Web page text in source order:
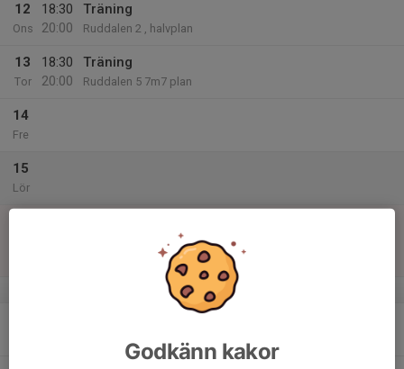
12
Ons
18:30
20:00
Träning
Ruddalen 2 , halvplan
13
Tor
18:30
20:00
Träning
Ruddalen 5 7m7 plan
14
Fre
15
Lör
Flickor 2012-2013 Liten 9M9 Medel Gr. A Höst
Fjärdingsplan 11 KG
v.34
Ruddalen 2 , halvplan
Godkänn kakor